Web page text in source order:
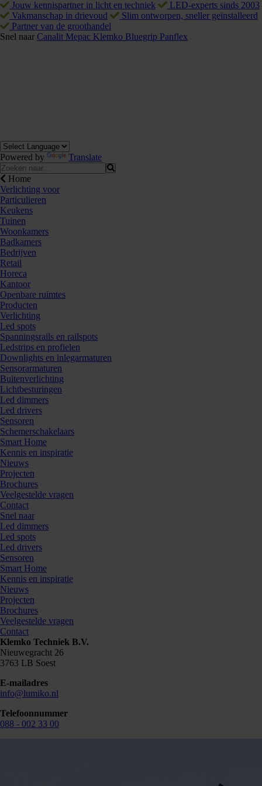
Jouw kennispartner in licht en techniek
LED-experts sinds 2003
Vakmanschap in drievoud
Slim ontworpen, sneller geïnstalleerd
Partner van de groothandel
Snel naar Canalit Mepac Klemko Bluegrip Panflex
Powered by Translate
Home
Verlichting voor
Particulieren
Keukens
Tuinen
Woonkamers
Badkamers
Bedrijven
Retail
Horeca
Kantoor
Openbare ruimtes
Producten
Verlichting
Led spots
Spanningsrails en railspots
Ledstrips en profielen
Downlights en inlegarmaturen
Sensorarmaturen
Buitenverlichting
Lichtbesturingen
Led dimmers
Led drivers
Sensoren
Schemerschakelaars
Smart Home
Kennis en inspiratie
Nieuws
Projecten
Brochures
Veelgestelde vragen
Contact
Snel naar
Led dimmers
Led spots
Led drivers
Sensoren
Smart Home
Kennis en inspiratie
Nieuws
Projecten
Brochures
Veelgestelde vragen
Contact
Klemko Techniek B.V.
Nieuwegracht 26
3763 LB Soest
E-mailadres
info@lumiko.nl
Telefoonnummer
088 - 002 33 00